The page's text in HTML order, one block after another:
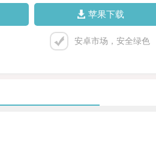
苹果下载
安卓市场，安全绿色